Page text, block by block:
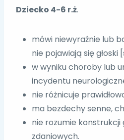
Dziecko 4-6 r.ż.
mówi niewyraźnie lub
nie pojawiają się głoski
w wyniku choroby lub
incydentu
nie różnicuje
ma bezdechy senne,
nie rozumie
zdaniowych.